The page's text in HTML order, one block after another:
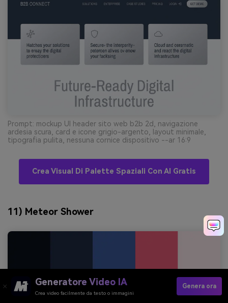
Prompt: mockup UI header sito web b2b 2d, navigazione
ardesia scura, card e icone grigio-argento, layout minimale,
tipografia pulita, nessuna cornice dispositivo --ar 16:9
Crea Visual Di Palette Spaziali Con AI Gratis
11) Meteor Shower
Generatore Video IA
Crea video facilmente da testo o immagini
Genera ora